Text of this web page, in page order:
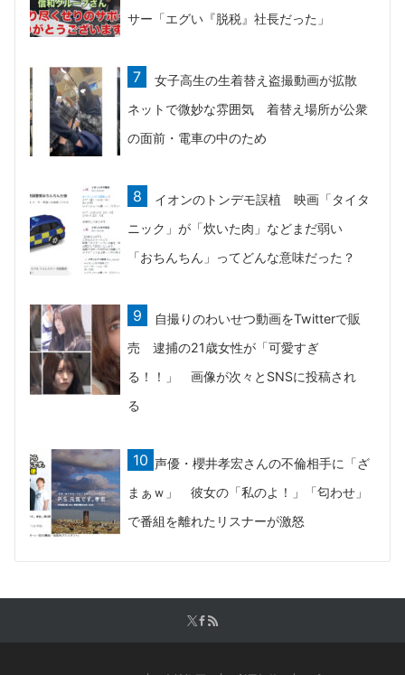
サー「エグい『脱税』社長だった」
女子高生の生着替え盗撮動画が拡散
ネットで微妙な雰囲気 着替え場所が公衆
の面前・電車の中のため
イオンのトンデモ誤植 映画「タイタ
ニック」が「炊いた肉」などまだ弱い
「おちんちん」ってどんな意味だった？
自撮りのわいせつ動画をTwitterで販
売 逮捕の21歳女性が「可愛すぎ
る！！」 画像が次々とSNSに投稿され
る
声優・櫻井孝宏さんの不倫相手に「ざ
まぁｗ」 彼女の「私のよ！」「匂わせ」
で番組を離れたリスナーが激怒